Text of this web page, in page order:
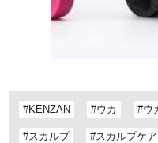
#KENZAN #ウカ #ウ
#スカルプ #スカルプケア